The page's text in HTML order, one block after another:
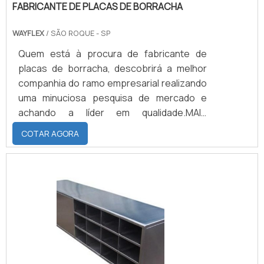
FABRICANTE DE PLACAS DE BORRACHA
WAYFLEX / SÃO ROQUE - SP
Quem está à procura de fabricante de
placas de borracha, descobrirá a melhor
companhia do ramo empresarial realizando
uma minuciosa pesquisa de mercado e
achando a líder em qualidade.MAIS
DETALHES SOBRE O FABRICANTE DE
PLACAS DE BORRACHAQuem quer
encontrar fabricante de placas de
na WayFlex. Na companhia, é possível
encontrar perfis de borracha e lençóis de
borracha, visando sempre a qualidade final
para a fidelização do cliente.Ainda com uma
visão analítica sobre o fabricante de placas
de borracha, na essência da empresa, a
COTAR AGORA